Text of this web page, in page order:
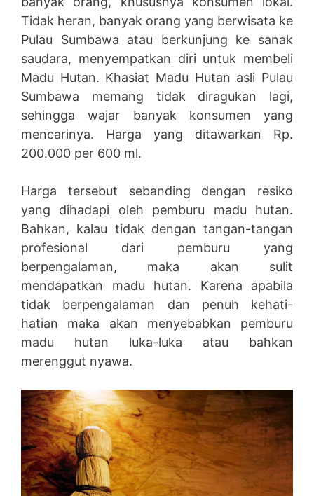
Tidak heran, banyak orang yang berwisata ke
Pulau Sumbawa atau berkunjung ke sanak
saudara, menyempatkan diri untuk membeli
Madu Hutan. Khasiat Madu Hutan asli Pulau
Sumbawa memang tidak diragukan lagi,
sehingga wajar banyak konsumen yang
mencarinya. Harga yang ditawarkan Rp.
200.000 per 600 ml.
Harga tersebut sebanding dengan resiko
yang dihadapi oleh pemburu madu hutan.
Bahkan, kalau tidak dengan tangan-tangan
profesional dari pemburu yang
berpengalaman, maka akan sulit
mendapatkan madu hutan. Karena apabila
tidak berpengalaman dan penuh kehati-
hatian maka akan menyebabkan pemburu
madu hutan luka-luka atau bahkan
merenggut nyawa.